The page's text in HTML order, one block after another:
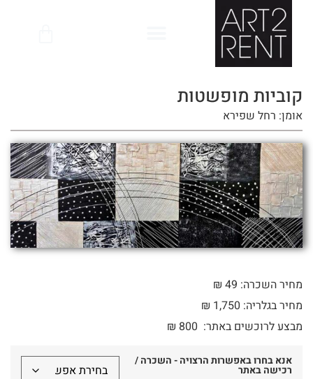
קוביות מופשטות
אומן: רחל שפירא
מחיר השכרה: 49 ₪
מחיר בגלריה: 1,750 ₪
מבצע לרוכשים באתר:
₪ 800
אנא בחרו באפשרות הרצויה - השכרה /
רכישה באתר